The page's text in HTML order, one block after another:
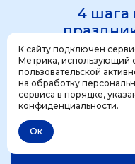
К сайту подключен
Метрика, использующий
пользовательской
на обработку
сервиса в порядке,
конфиденциальности.
Ок
4 шага
1 шаг